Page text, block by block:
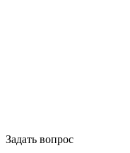
Задать вопрос